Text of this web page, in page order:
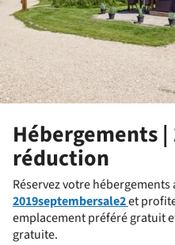
Hébergements |
réduction
Réservez votre
2019septembersale2et
emplacement préféré gratuit
gratuite.